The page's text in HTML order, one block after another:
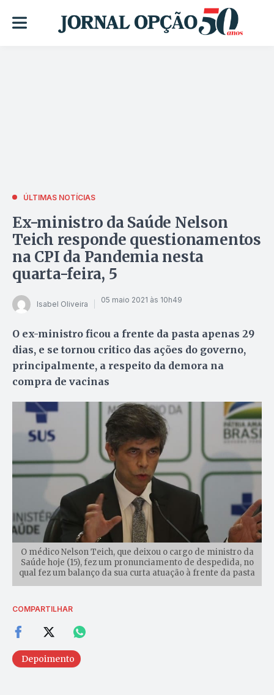
ÚLTIMAS NOTÍCIAS
Ex-ministro da Saúde Nelson
Teich responde questionamentos
na CPI da Pandemia nesta
quarta-feira, 5
Isabel Oliveira 05 maio 2021 às 10h49
O ex-ministro ficou a frente da pasta apenas 29
dias, e se tornou critico das ações do governo,
principalmente, a respeito da demora na
compra de vacinas
O médico Nelson Teich, que deixou o cargo de ministro da
Saúde hoje (15), fez um pronunciamento de despedida, no
qual fez um balanço da sua curta atuação à frente da pasta
COMPARTILHAR
Depoimento